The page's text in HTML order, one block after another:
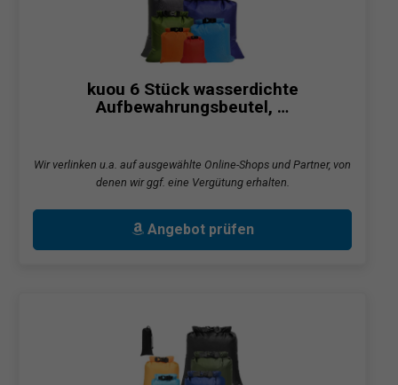
kuou 6 Stück wasserdichte
Aufbewahrungsbeutel, …
Wir verlinken u.a. auf ausgewählte Online-Shops und Partner, von
denen wir ggf. eine Vergütung erhalten.
Angebot prüfen